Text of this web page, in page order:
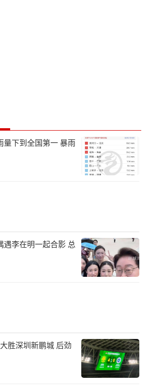
此事后向他伸出援手。曹先生
情稳定后，一定会重新开门营
和网友们的信任。老板因儿子
绝退费 守信善举温暖人心。
量下到全国第一 暴雨
遇李在明一起合影 总
胜深圳新鹏城 后劲